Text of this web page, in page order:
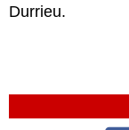
Durrieu.